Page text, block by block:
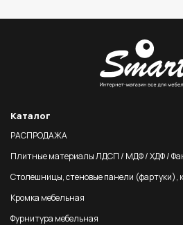
Каталог
РАСПРОДАЖА
Плитные материалы ЛДСП / МДФ / ХДФ /
Столешницы, стеновые панели (фартуки),
Кромка мебельная
Фурнитура мебельная